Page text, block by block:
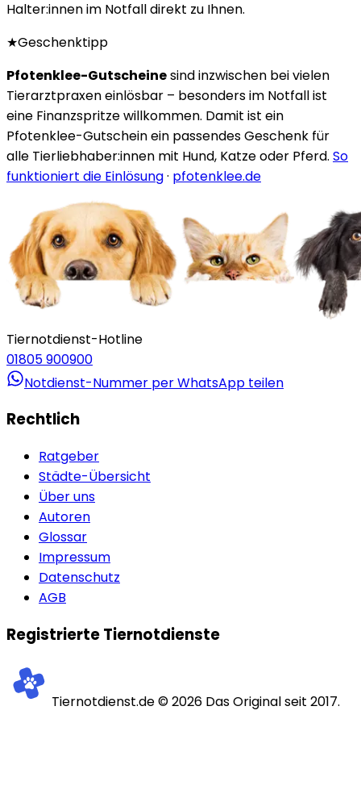
Halter:innen im Notfall direkt zu Ihnen.
★Geschenktipp
Pfotenklee-Gutscheinesind inzwischen bei vielen
Tierarztpraxen einlösbar – besonders im Notfall ist
eine Finanzspritze willkommen. Damit ist ein
Pfotenklee-Gutschein ein passendes Geschenk für
alle Tierliebhaber:innen mit Hund, Katze oder Pferd. So
funktioniert die Einlösung· pfotenklee.de
Tiernotdienst-Hotline
01805 900900
Notdienst-Nummer per WhatsApp teilen
Rechtlich
Ratgeber
Städte-Übersicht
Über uns
Autoren
Glossar
Impressum
Datenschutz
AGB
Registrierte Tiernotdienste
Tiernotdienst.de ©2026 Das Original seit 2017.